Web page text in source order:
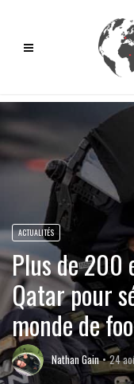
ACTUALITÉS
Plus de 200
Qatar pour
monde de
Nathan Gain 24